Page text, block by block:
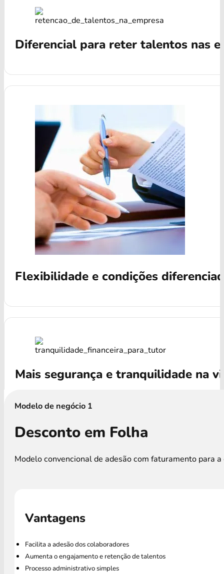
Diferencial para reter talentos nas
Flexibilidade e condições
Mais segurança e tranquilidade na
Modelo de negócio 1
Desconto em Folha
Modelo convencional de adesão com faturamento para
Vantagens
Facilita a adesão dos colaboradores
Aumenta o engajamento e retenção de talentos
Processo administrativo simples